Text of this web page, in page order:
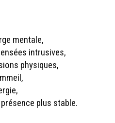
mentale,
intrusives,
physiques,
plus stable.